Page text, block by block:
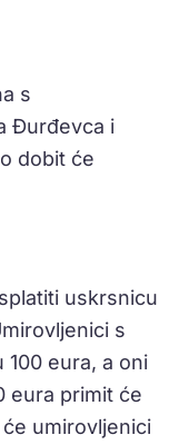
s
Đurđevca i
dobit će
uskrsnicu
s
eura, a oni
eura primit će
umirovljenici